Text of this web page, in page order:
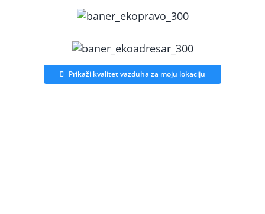
Prikaži kvalitet vazduha za moju lokaciju